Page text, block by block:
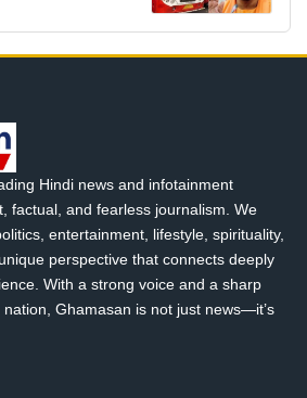
Hindi news and infotainment
factual, and fearless journalism. We
entertainment, lifestyle, spirituality,
perspective that connects deeply
With a strong voice and a sharp
Ghamasan is not just news—it’s